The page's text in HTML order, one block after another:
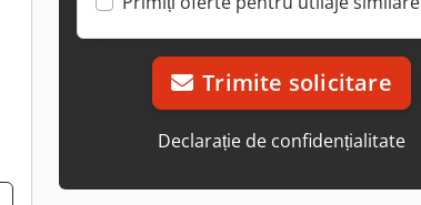
Trimite solicitare
Declarație de confidențialitate